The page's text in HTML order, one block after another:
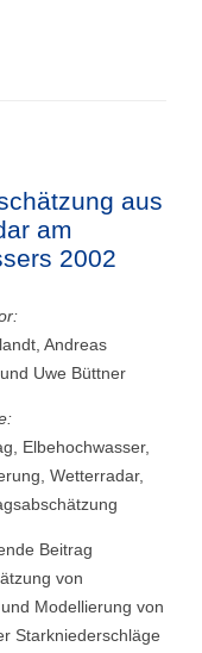
aus
am
2002
Andreas
Uwe Büttner
Elbehochwasser,
Wetterradar,
Beitrag
von
Modellierung von
Starkniederschläge